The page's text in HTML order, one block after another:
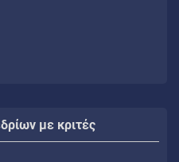
με κριτές